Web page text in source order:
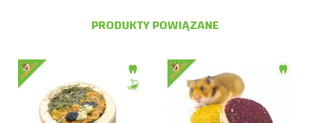
PRODUKTY POWIĄZANE